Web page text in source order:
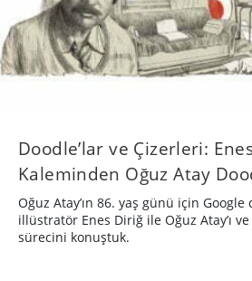
Doodle’lar ve Çizerleri:
Kaleminden Oğuz Atay
Oğuz Atay’ın 86. yaş günü için Google
illüstratör Enes Diriğ ile Oğuz Atay’ı ve
sürecini konuştuk.